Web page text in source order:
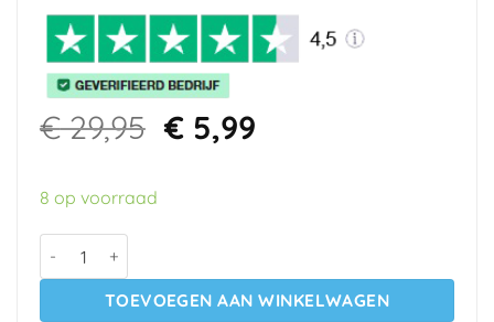
€29,95 Oorspronkelijke
prijs
€5,99Huidige
8 op voorraad
TOEVOEGEN AAN WINKELWAGEN